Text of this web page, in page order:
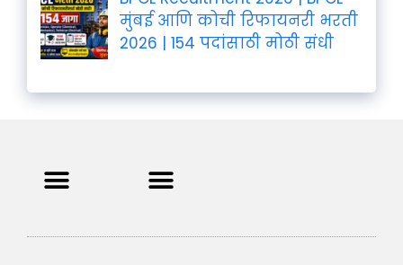
मुंबई आणि कोची रिफायनरी भरती
2026 | 154 पदांसाठी मोठी संधी